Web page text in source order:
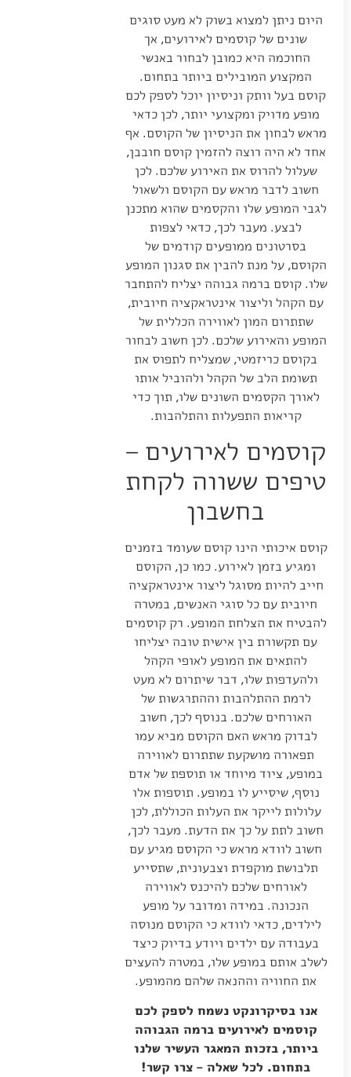
היום ניתן למצוא בשוק לא מעט סוגים
שונים של קוסמים לאירועים, אך
החוכמה היא כמובן לבחור באנשי
המקצוע המובילים ביותר בתחום.
קוסם בעל וותק וניסיון יוכל לספק לכם
מופע מדויק ומקצועי יותר, לכן כדאי
מראש לבחון את הניסיון של הקוסם. אף
אחד לא היה רוצה להזמין קוסם חובבן,
שעלול להרוס את האירוע שלכם. לכן
חשוב לדבר מראש עם הקוסם ולשאול
לגבי המופע שלו והקסמים שהוא מתכנן
לבצע. מעבר לכך, כדאי לצפות
בסרטונים ממופעים קודמים של
הקוסם, על מנת להבין את סגנון המופע
שלו. קוסם ברמה גבוהה יצליח להתחבר
עם הקהל וליצור אינטראקציה חיובית,
שתתרום המון לאווירה הכללית של
המופע והאירוע שלכם. לכן חשוב לבחור
בקוסם כריזמטי, שמצליח לתפוס את
תשומת הלב של הקהל ולהוביל אותו
לאורך הקסמים השונים שלו, תוך כדי
קריאות התפעלות והתלהבות.
קוסמים לאירועים –
טיפים ששווה לקחת
בחשבון
קוסם איכותי הינו קוסם שעומד בזמנים
ומגיע בזמן לאירוע. כמו כן, הקוסם
חייב להיות מסוגל ליצור אינטראקציה
חיובית עם כל סוגי האנשים, במטרה
להבטיח את הצלחת המופע. רק קוסמים
עם תקשורת בין אישית טובה יצליחו
להתאים את המופע לאופי הקהל
ולהעדפות שלו, דבר שיתרום לא מעט
לרמת ההתלהבות וההתרגשות של
האורחים שלכם. בנוסף לכך, חשוב
לבדוק מראש האם הקוסם מביא עמו
תפאורה מושקעת שתתרום לאווירה
במופע, ציוד מיוחד או תוספת של אדם
נוסף, שיסייע לו במופע. תוספות אלו
עלולות לייקר את העלות הכוללת, לכן
חשוב לתת על כך את הדעת. מעבר לכך,
חשוב לוודא מראש כי הקוסם מגיע עם
תלבושת מוקפדת וצבעונית, שתסייע
לאורחים שלכם להיכנס לאווירה
הנכונה. במידה ומדובר על מופע
לילדים, כדאי לוודא כי הקוסם מנוסה
בעבודה עם ילדים ויודע בדיוק כיצד
לשלב אותם במופע שלו, במטרה להעצים
את החוויה וההנאה שלהם מהמופע.
אנו בסיקרונקט נשמח לספק לכם
קוסמים לאירועים ברמה הגבוהה
ביותר, בזכות המאגר העשיר שלנו
בתחום. לכל שאלה – צרו קשר!